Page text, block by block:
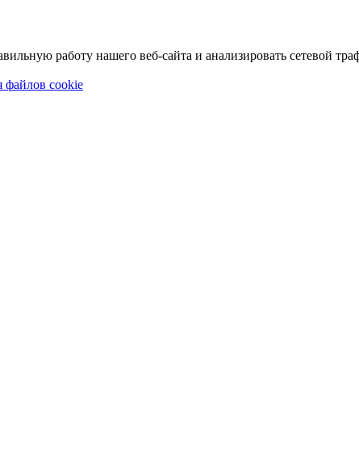
работу нашего веб-сайта и анализировать сетевой
файлов cookie